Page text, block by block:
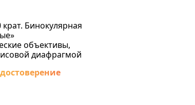
Бинокулярная
объективы,
диафрагмой